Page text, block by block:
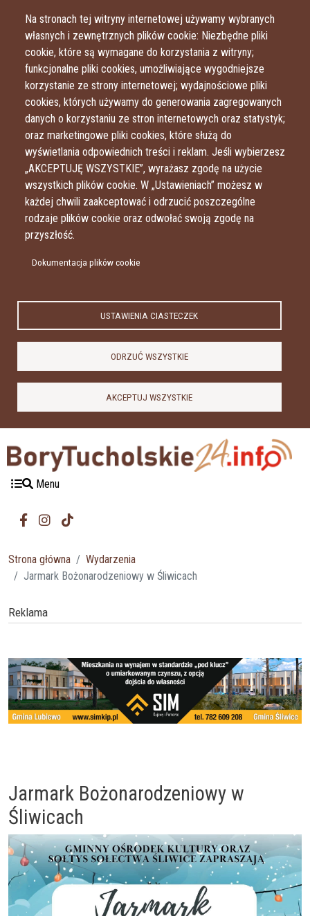
Na stronach tej witryny internetowej używamy wybranych
własnych i zewnętrznych plików cookie: Niezbędne pliki
cookie, które są wymagane do korzystania z witryny;
funkcjonalne pliki cookies, umożliwiające wygodniejsze
korzystanie ze strony internetowej; wydajnościowe pliki
cookies, których używamy do generowania zagregowanych
danych o korzystaniu ze stron internetowych oraz statystyk;
oraz marketingowe pliki cookies, które służą do
wyświetlania odpowiednich treści i reklam. Jeśli wybierzesz
„AKCEPTUJĘ WSZYSTKIE”, wyrażasz zgodę na użycie
wszystkich plików cookie. W „Ustawieniach” możesz w
każdej chwili zaakceptować i odrzucić poszczególne
rodzaje plików cookie oraz odwołać swoją zgodę na
przyszłość.
Dokumentacja plików cookie
USTAWIENIA CIASTECZEK
ODRZUĆ WSZYSTKIE
AKCEPTUJ WSZYSTKIE
Menu
Strona główna
Wydarzenia
Jarmark Bożonarodzeniowy w Śliwicach
Reklama
Jarmark Bożonarodzeniowy w
Śliwicach